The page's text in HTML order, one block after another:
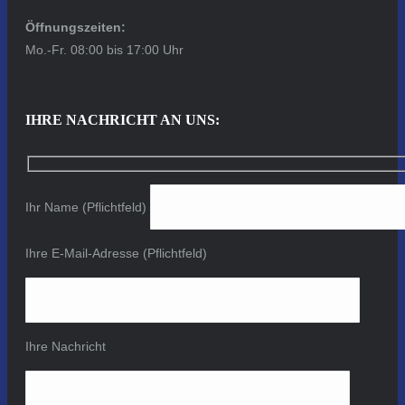
Öffnungszeiten:
Mo.-Fr. 08:00 bis 17:00 Uhr
IHRE NACHRICHT AN UNS:
Ihr Name (Pflichtfeld)
Ihre E-Mail-Adresse (Pflichtfeld)
Ihre Nachricht